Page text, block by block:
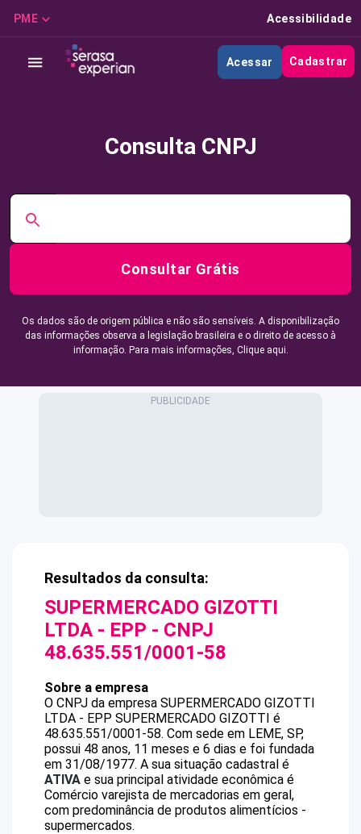
PME Acessibilidade
Acessar Cadastrar
Consulta CNPJ
Consultar Grátis
Os dados são de origem pública e não são sensíveis. A disponibilização
das informações observa a legislação brasileira e o direito de acesso à
informação. Para mais informações, Clique aqui.
Resultados da consulta:
SUPERMERCADO GIZOTTI
LTDA - EPP - CNPJ
48.635.551/0001-58
Sobre a empresa
O CNPJ da empresa SUPERMERCADO GIZOTTI
LTDA - EPP SUPERMERCADO GIZOTTI é
48.635.551/0001-58. Com sede em LEME, SP,
possui 48 anos, 11 meses e 6 dias e foi fundada
em 31/08/1977. A sua situação cadastral é
ATIVA e sua principal atividade econômica é
Comércio varejista de mercadorias em geral,
com predominância de produtos alimentícios -
supermercados.